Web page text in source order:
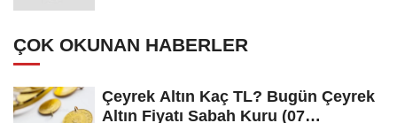
ÇOK OKUNAN HABERLER
Çeyrek Altın Kaç TL? Bugün Çeyrek
Altın Fiyatı Sabah Kuru (07